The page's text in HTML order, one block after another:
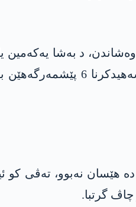
د به‌شا
ره‌وشا كوردستانێ پاش ئه‌نفالێ و هه‌ڤكێشه‌یێن جیهانی
هێسان نه‌بوو، ته‌ڤی كو
گرتبا.